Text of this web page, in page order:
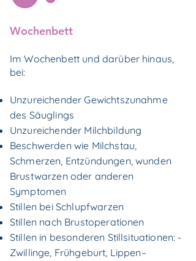
Wochenbett
Im Wochenbett und darüber hinaus,
bei:
Unzureichender Gewichtszunahme
des Säuglings
Unzureichender Milchbildung
Beschwerden wie Milchstau,
Schmerzen, Entzündungen, wunden
Brustwarzen oder anderen
Symptomen
Stillen bei Schlupfwarzen
Stillen nach Brustoperationen
Stillen in besonderen Stillsituationen: ­
Zwillinge, Frühgeburt, Lippen–